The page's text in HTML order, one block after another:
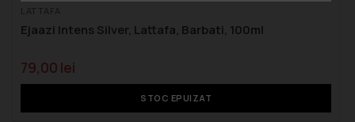
Ejaazi Intens Silver, Lattafa, Barbati, 100ml
79,00 lei
STOC EPUIZAT